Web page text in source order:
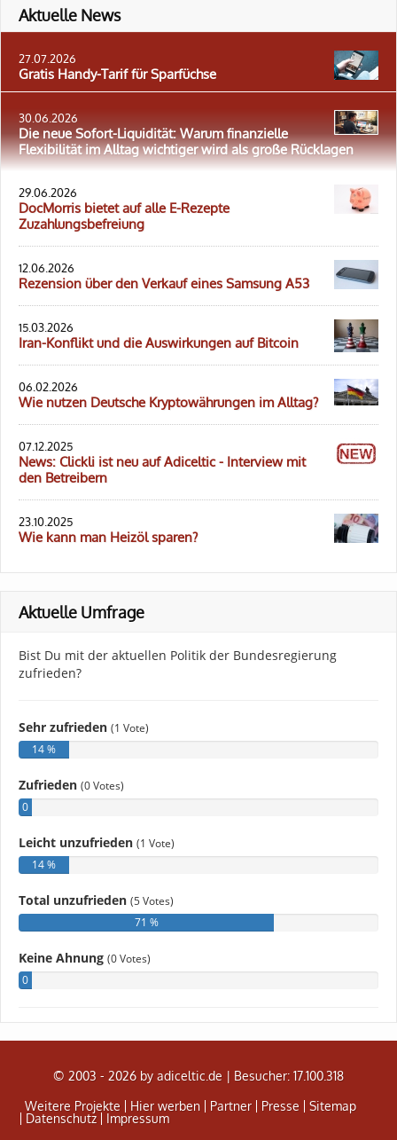
Aktuelle News
27.07.2026
Gratis Handy-Tarif für Sparfüchse
30.06.2026
Die neue Sofort-Liquidität: Warum finanzielle
Flexibilität im Alltag wichtiger wird als große Rücklagen
29.06.2026
DocMorris bietet auf alle E-Rezepte
Zuzahlungsbefreiung
12.06.2026
Rezension über den Verkauf eines Samsung A53
15.03.2026
Iran-Konflikt und die Auswirkungen auf Bitcoin
06.02.2026
Wie nutzen Deutsche Kryptowährungen im Alltag?
07.12.2025
News: Clickli ist neu auf Adiceltic - Interview mit
den Betreibern
23.10.2025
Wie kann man Heizöl sparen?
Aktuelle Umfrage
© 2003 - 2026 by adiceltic.de | Besucher: 17.100.318
Weitere Projekte
Hier werben Partner Presse
Sitemap
Datenschutz
Impressum